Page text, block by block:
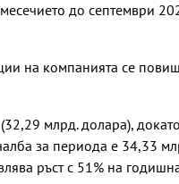
до септември
на компанията се
млрд. долара), докато
за периода е 34,33
ръст с 51% на